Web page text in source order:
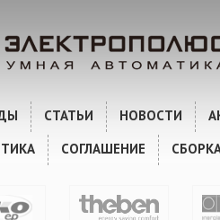
СТАТЬИ НОВОСТИ
СОГЛАШЕНИЕ